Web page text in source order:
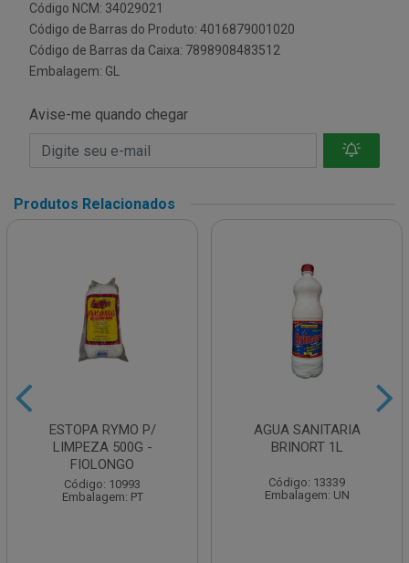
Código NCM: 34029021
Código de Barras do Produto: 4016879001020
Código de Barras da Caixa: 7898908483512
Embalagem: GL
Avise-me quando chegar
Produtos Relacionados
ESTOPA RYMO P/
LIMPEZA 500G -
FIOLONGO
Código: 10993
Embalagem: PT
AGUA SANITARIA
BRINORT 1L
Código: 13339
Embalagem: UN